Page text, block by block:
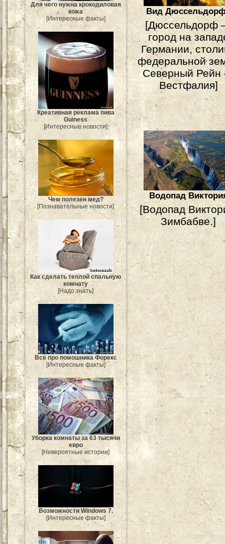
Для чего нужна крокодиловая
кожа
[Интересные факты]
Креативная реклама пива
Guiness
[Интересные новости]
Чем полезен мед?
[Познавательные новости]
Как сделать теплой спальную
комнату
[Надо знать]
Всё про помошника Форекс
[Интересные факты]
Уборка комнаты за 63 тысячи
евро
[Невероятные истории]
Возможности Windows 7.
[Интересные факты]
Вид
[Дюссельдорф
город на
Германии,
федеральной
Северный
Вестфалия]
Водопад
[Водопад
Зимбабве.]